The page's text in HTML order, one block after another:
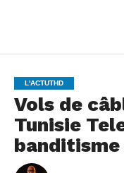
L'ACTUTHD
Vols de
Tunisie